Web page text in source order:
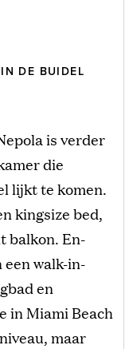
IN DE BUIDEL
is verder
die
lijkt te komen.
kingsize bed,
balkon. En-
walk-in-
en
in Miami Beach
maar